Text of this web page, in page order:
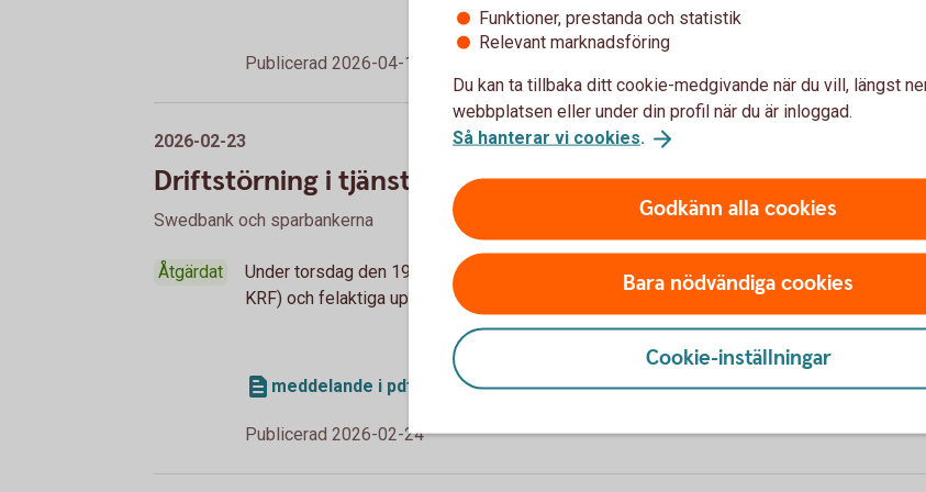
Publicerad 2026-04-16
2026-02-23
Driftstörning i tjänsten (SAK, KRF) (2026-02-19) /OK
Swedbank och sparbankerna
Åtgärdat
Under torsdag den 19:e februari 2026 kl: 15:02 har vi haft driftstörning i tjänsten (SAK,
KRF) och felaktiga uppgifter om kundernas privatlån har levererats till UC. /OK.
meddelande i pdf-format
Publicerad 2026-02-24
Funktioner, prestanda och statistik
Relevant marknadsföring
Du kan ta tillbaka ditt cookie-medgivande när du vill, längst
webbplatsen eller under din profil när du är inloggad.
Så hanterar vi cookies.
Godkänn alla cookies
Bara nödvändiga cookies
Cookie-inställningar